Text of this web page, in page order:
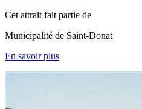
Cet attrait fait partie de
Municipalité de Saint-Donat
En savoir plus